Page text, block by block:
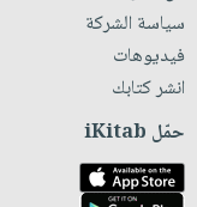
سياسة الشركة
فيديوهات
انشر كتابك
حمّل iKitab